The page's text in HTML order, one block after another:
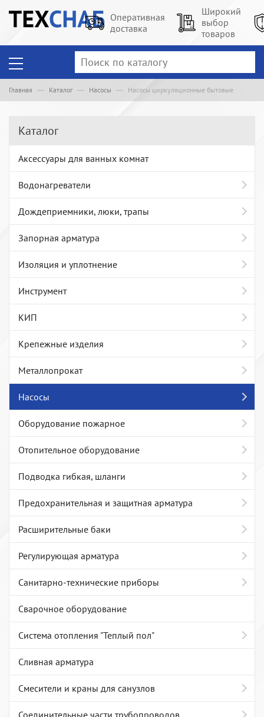
Оперативная
доставка
Широкий
выбор
товаров
Главная Каталог Насосы Насосы циркуляционные бытовые
Каталог
Аксессуары для ванных комнат
Водонагреватели
Дождеприемники, люки, трапы
Запорная арматура
Изоляция и уплотнение
Инструмент
КИП
Крепежные изделия
Металлопрокат
Насосы
Оборудование пожарное
Отопительное оборудование
Подводка гибкая, шланги
Предохранительная и защитная арматура
Расширительные баки
Регулирующая арматура
Санитарно-технические приборы
Сварочное оборудование
Система отопления "Теплый пол"
Сливная арматура
Смесители и краны для санузлов
Соединительные части трубопроводов